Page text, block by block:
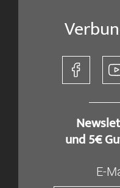
und 5€
E-